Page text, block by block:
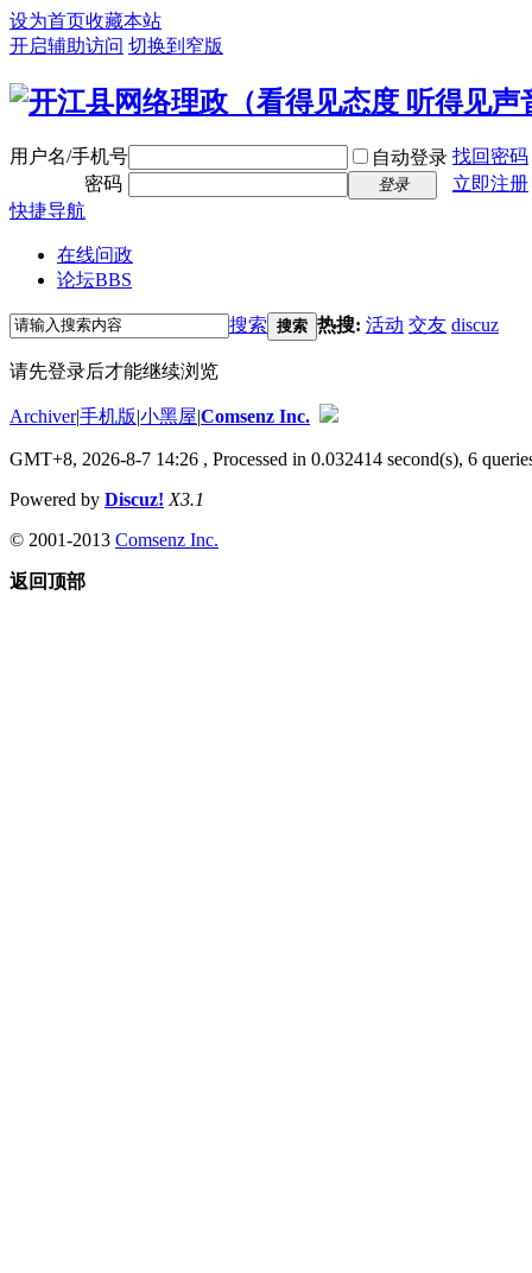
设为首页收藏本站
开启辅助访问 切换到窄版
用户名/手机号 自动登录 找回密码
密码
登录
立即注册
快捷导航
在线问政
论坛BBS
搜索 搜索 热搜: 活动 交友 discuz
请先登录后才能继续浏览
Archiver|手机版|小黑屋|Comsenz Inc.
GMT+8, 2026-8-7 14:26 , Processed in 0.032414 second(s), 6
Powered by Discuz! X3.1
© 2001-2013 Comsenz Inc.
返回顶部